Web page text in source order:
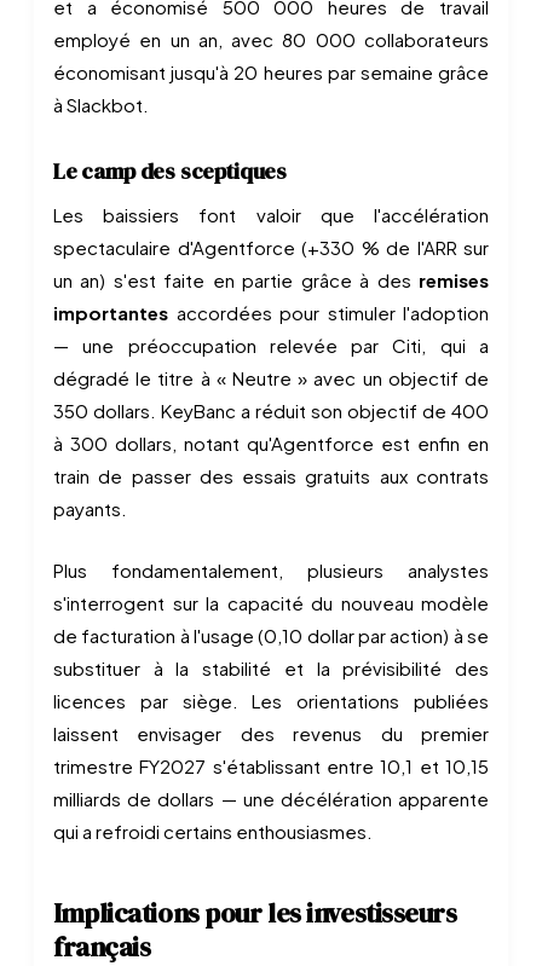
et a économisé 500 000 heures de travail
employé en un an, avec 80 000 collaborateurs
économisant jusqu'à 20 heures par semaine grâce
à Slackbot.
Le camp des sceptiques
Les baissiers font valoir que l'accélération
spectaculaire d'Agentforce (+330 % de l'ARR sur
un an) s'est faite en partie grâce à des remises
importantes accordées pour stimuler l'adoption
— une préoccupation relevée par Citi, qui a
dégradé le titre à « Neutre » avec un objectif de
350 dollars. KeyBanc a réduit son objectif de 400
à 300 dollars, notant qu'Agentforce est enfin en
train de passer des essais gratuits aux contrats
payants.
Plus fondamentalement, plusieurs analystes
s'interrogent sur la capacité du nouveau modèle
de facturation à l'usage (0,10 dollar par action) à se
substituer à la stabilité et la prévisibilité des
licences par siège. Les orientations publiées
laissent envisager des revenus du premier
trimestre FY2027 s'établissant entre 10,1 et 10,15
milliards de dollars — une décélération apparente
qui a refroidi certains enthousiasmes.
Implications pour les investisseurs
français